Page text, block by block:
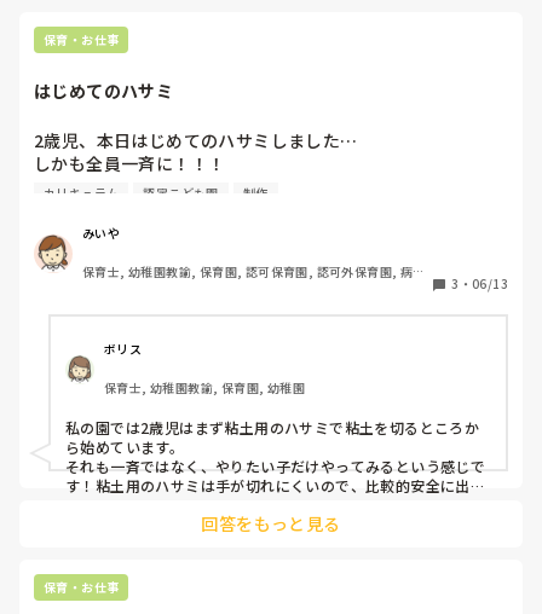
保育・お仕事
はじめてのハサミ
2歳児、本日はじめてのハサミしました…
しかも全員一斉に！！！
にスタートしていたのでビックリしました💦
自分の服を切ってしまったり、保育者の手を切ってしまった
いたり…
6人テーブルにつき保育士1人で、はじめてのハサミはさすが
に無理がありました。
毎年7月以降にハサミを使っているけど、今年は出来そうだ
から！とのことでしたが、この調子で毎回全員一斉ハサミは
正直キツいのですが…
みなさんの園では、どのようにハサミを進めますか？？
ちなみに、基本的に製作活動は一斉に行われる園ではありま
す…
カリキュラム 認定こども園 制作
みいや
保育士, 幼稚園教諭, 保育園, 認可保育園, 認可外保育園, 病院
3 ・ 06/13
ボリス
保育士, 幼稚園教諭, 保育園, 幼稚園
私の園では2歳児はまず粘土用のハサミで粘土を切るところか
ら始めています。
それも一斉ではなく、やりたい子だけやってみるという感じで
す！粘土用のハサミは手が切れにくいので、比較的安全に出来
設定(短冊状に紙を切っておく)をします。
回答をもっと見る
保育・お仕事